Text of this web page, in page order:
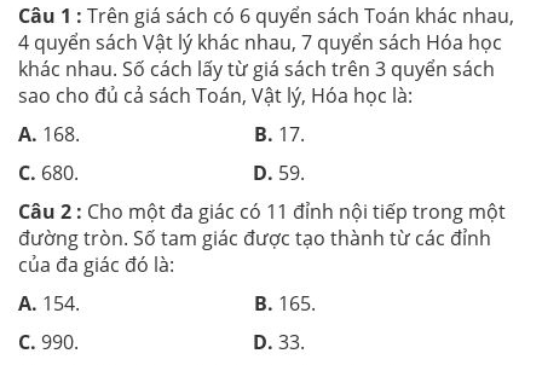
Câu 1 : Trên giá sách có 6 quyển sách Toán khác nhau,
4 quyển sách Vật lý khác nhau, 7 quyển sách Hóa học
khác nhau. Số cách lấy từ giá sách trên 3 quyển sách
sao cho đủ cả sách Toán, Vật lý, Hóa học là:
A. 168. B. 17.
C. 680. D. 59.
Câu 2 : Cho một đa giác có 11 đỉnh nội tiếp trong một
đường tròn. Số tam giác được tạo thành từ các đỉnh
của đa giác đó là:
A. 154. B. 165.
C. 990. D. 33.